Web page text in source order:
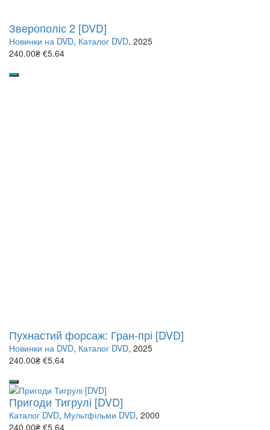
Зверополіс 2 [DVD]
Новинки на DVD, Каталог DVD, 2025
240.00₴ €5.64
Пухнастий форсаж: Гран-прі [DVD]
Новинки на DVD, Каталог DVD, 2025
240.00₴ €5.64
Пригоди Тигрулі [DVD]
Каталог DVD, Мультфільми DVD, 2000
240.00₴ €5.64